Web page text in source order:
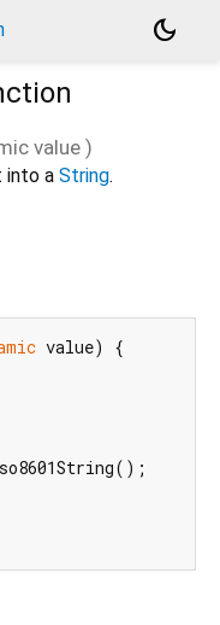
dark_mode
value )
into a String.
value) {